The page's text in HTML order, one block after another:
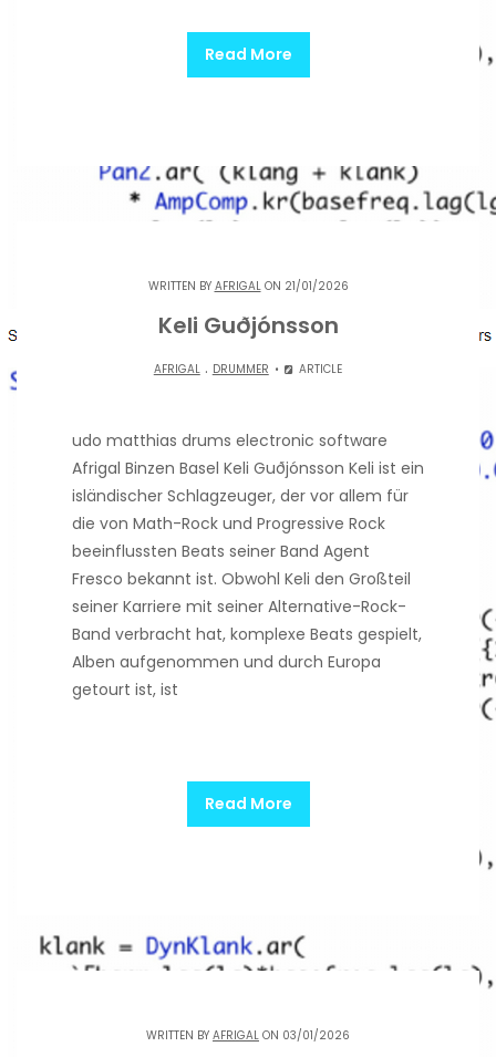
Read More
WRITTEN BY AFRIGALON 21/01/2026
Keli Guðjónsson
AFRIGAL. DRUMMER ARTICLE
udo matthias drums electronic software
Afrigal Binzen Basel Keli Guðjónsson Keli ist ein
isländischer Schlagzeuger, der vor allem für
die von Math-Rock und Progressive Rock
beeinflussten Beats seiner Band Agent
Fresco bekannt ist. Obwohl Keli den Großteil
seiner Karriere mit seiner Alternative-Rock-
Band verbracht hat, komplexe Beats gespielt,
Alben aufgenommen und durch Europa
getourt ist, ist
Read More
WRITTEN BY AFRIGAL ON 03/01/2026